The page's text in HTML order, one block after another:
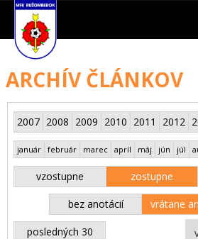
ARCHÍV ČLÁNKOV
2007 2008 2009 2010 2011 2012
január február marec apríl máj jún júl
vzostupne zostupne
bez anotácií vrátane
posledných 30